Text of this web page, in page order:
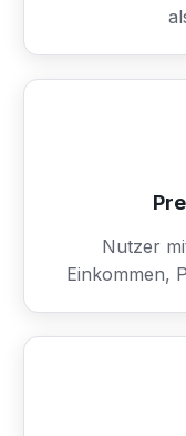
Nutzer
Einkommen,